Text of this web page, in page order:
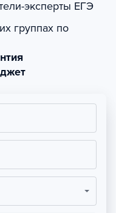
эксперты ЕГЭ
группах по